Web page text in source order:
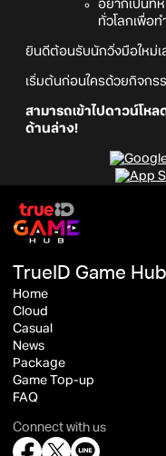
อยากเป็นที่ห
ทั่วโลกเพื่อ
ยินดีต้อนรับนักวิ่งมือใหม่เ
เริ่มต้นก่อนใครด้วยกิจกร
สามารถเข้าไปดาวน์โห
ด้านล่าง!
TrueID Game Hub
Home
Cloud
Casual
News
Package
Game Top-up
FAQ
Connect with us